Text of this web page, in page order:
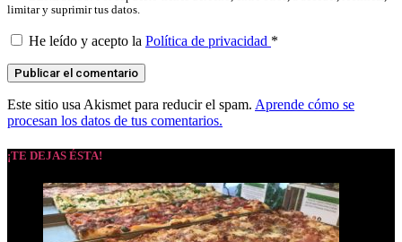
limitar y suprimir tus datos.
He leído y acepto la Política de privacidad *
Este sitio usa Akismet para reducir el spam. Aprende cómo se
procesan los datos de tus comentarios.
¡TE DEJAS ÉSTA!